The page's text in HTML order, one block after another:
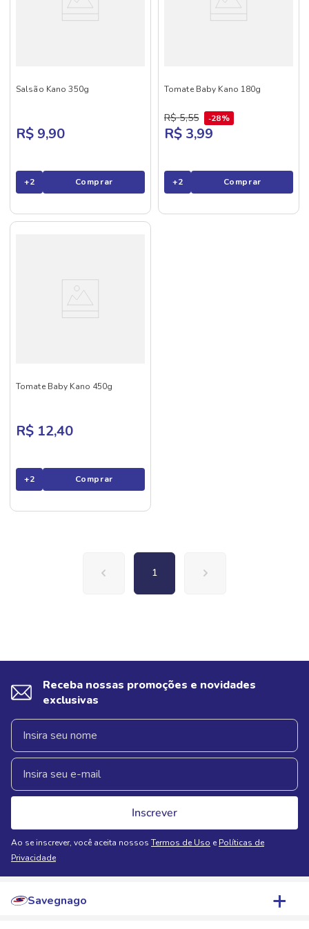
Salsão Kano 350g
R$ 9,90
+2 Comprar
Tomate Baby Kano 180g
R$ 5,55 28%
R$ 3,99
+2 Comprar
Tomate Baby Kano 450g
R$ 12,40
+2 Comprar
1
Receba nossas promoções e novidades
exclusivas
Inscrever
Ao se inscrever, você aceita nossos Termos de Uso e Políticas de
Privacidade
Savegnago